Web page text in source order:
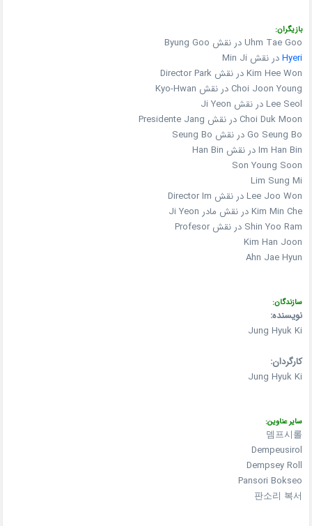
بازیگران:
Uhm Tae Goo در نقش Byung Goo
Hyeriدر نقش Min Ji
Kim Hee Won در نقش Director Park
Choi Joon Young در نقش Kyo-Hwan
Lee Seol در نقش Ji Yeon
Choi Duk Moon در نقش Presidente Jang
Go Seung Bo در نقش Seung Bo
Im Han Bin در نقش Han Bin
Son Young Soon
Lim Sung Mi
Lee Joo Won در نقش Director Im
Kim Min Che در نقش مادر Ji Yeon
Shin Yoo Ram در نقش Profesor
Kim Han Joon
Ahn Jae Hyun
سازندگان:
نویسنده:
Jung Hyuk Ki
کارگردان:
Jung Hyuk Ki
سایر عناوین:
뎀프시롤
Dempeusirol
Dempsey Roll
Pansori Bokseo
판소리 복서